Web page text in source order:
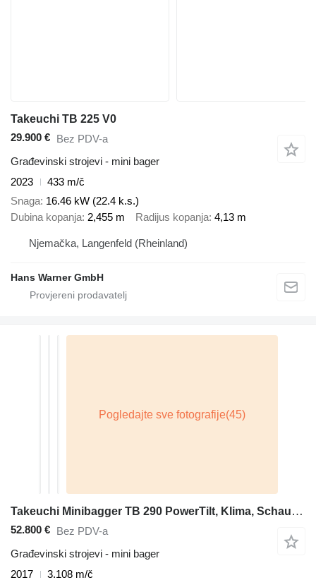
Takeuchi TB 225 V0
29.900 € Bez PDV-a
Građevinski strojevi - mini bager
2023
433 m/č
Snaga 16.46 kW (22.4 k.s.)
Dubina kopanja 2,455 m Radijus kopanja 4,13 m
Njemačka, Langenfeld (Rheinland)
Hans Warner GmbH
Takeuchi Minibagger TB 290 PowerTilt, Klima, Schaufel 1,80
52.800 € Bez PDV-a
Građevinski strojevi - mini bager
2017
3.108 m/č